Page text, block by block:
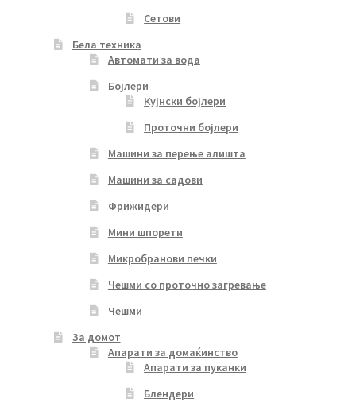
Сетови
Бела техника
Автомати за вода
Бојлери
Кујнски бојлери
Проточни бојлери
Машини за перење алишта
Машини за садови
Фрижидери
Мини шпорети
Микробранови печки
Чешми со проточно загревање
Чешми
За домот
Апарати за домаќинство
Апарати за пуканки
Блендери